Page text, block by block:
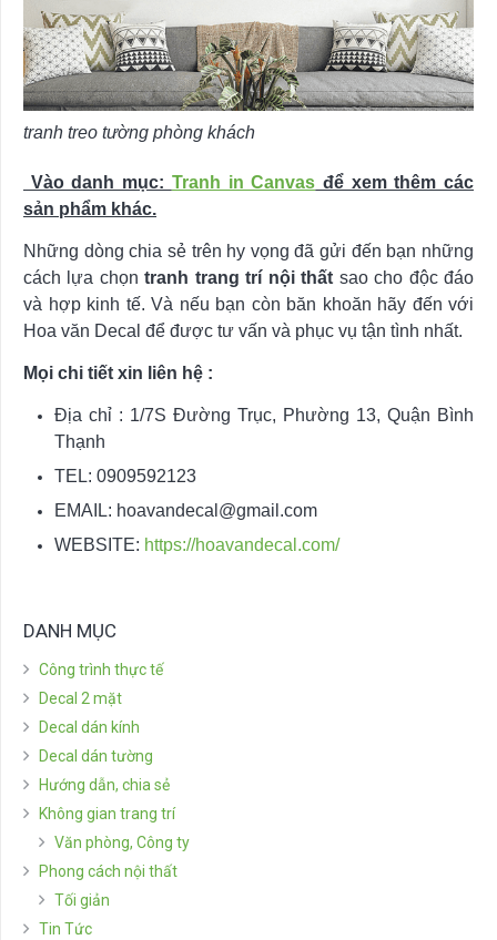
tranh treo tường phòng khách
Vào danh mục: Tranh in Canvas để xem thêm các
sản phẩm khác.
Những dòng chia sẻ trên hy vọng đã gửi đến bạn những
cách lựa chọntranh trang trí nội thất sao cho độc đáo
và hợp kinh tế. Và nếu bạn còn băn khoăn hãy đến với
Hoa văn Decal để được tư vấn và phục vụ tận tình nhất.
Mọi chi tiết xin liên hệ :
Địa chỉ : 1/7S Đường Trục, Phường 13, Quận Bình
Thạnh
TEL: 0909592123
EMAIL: hoavandecal@gmail.com
WEBSITE: https://hoavandecal.com/
DANH MỤC
Công trình thực tế
Decal 2 mặt
Decal dán kính
Decal dán tường
Hướng dẫn, chia sẻ
Không gian trang trí
Văn phòng, Công ty
Phong cách nội thất
Tối giản
Tin Tức